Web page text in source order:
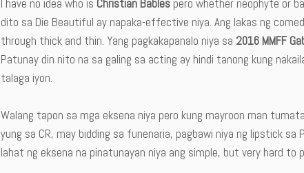
I have no idea who is Christian Bables pero whether neophyte or
dito sa Die Beautiful ay napaka-effective niya. Ang lakas ng
through thick and thin. Yang pagkakapanalo niya sa 2016 MMFF
Patunay din nito na sa galing sa acting ay hindi tanong kung
talaga iyon.
Walang tapon sa mga eksena niya pero kung mayroon man
yung sa CR, may bidding sa funenaria, pagbawi niya ng lipstick sa
lahat ng eksena na pinatunayan niya ang simple, but very hard to